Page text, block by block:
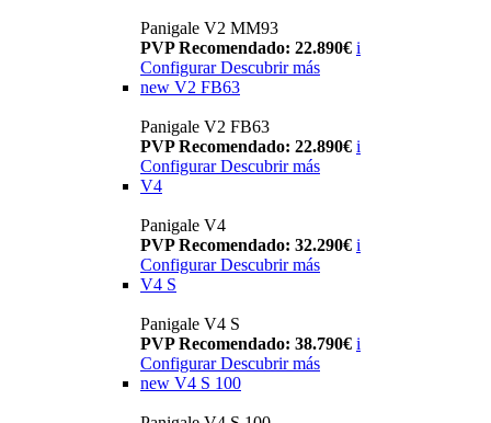
Panigale V2 MM93
PVP Recomendado: 22.890€ i
Configurar Descubrir más
new V2 FB63
Panigale V2 FB63
PVP Recomendado: 22.890€ i
Configurar Descubrir más
V4
Panigale V4
PVP Recomendado: 32.290€ i
Configurar Descubrir más
V4 S
Panigale V4 S
PVP Recomendado: 38.790€ i
Configurar Descubrir más
new V4 S 100